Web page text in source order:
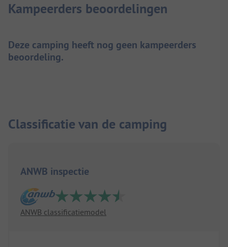
Kampeerders beoordelingen
Deze camping heeft nog geen kampeerders
beoordeling.
Classificatie van de camping
ANWB inspectie
ANWB classificatiemodel